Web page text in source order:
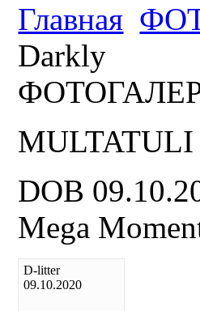
Главная
Darkly
DOB
Mega
D-litter
09.10.2020